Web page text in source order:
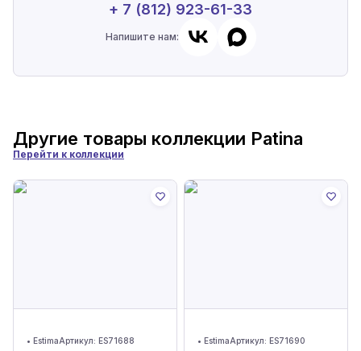
+ 7 (812) 923-61-33
Напишите нам:
Другие товары коллекции Patina
Перейти к коллекции
• EstimaАртикул: ES71688 • EstimaАртикул: ES71690